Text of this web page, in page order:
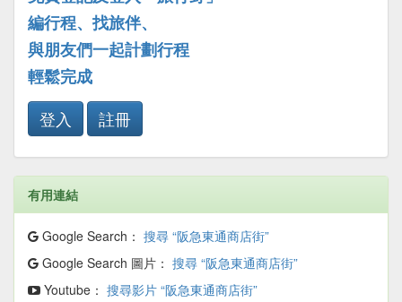
編行程、找旅伴、
與朋友們一起計劃行程
輕鬆完成
登入
註冊
有用連結
Google Search： 搜尋 “阪急東通商店街”
Google Search 圖片： 搜尋 “阪急東通商店街”
Youtube： 搜尋影片 “阪急東通商店街”